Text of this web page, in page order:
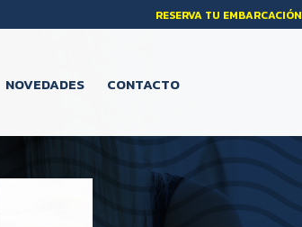
RESERVA TU EMBARCACIÓN
NOVEDADES CONTACTO